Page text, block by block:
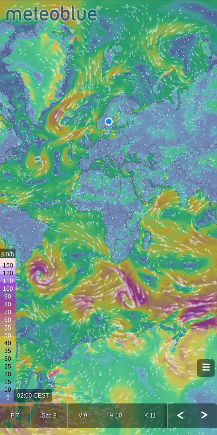
02:00 CEST
P 7 Szo 8 V 9 H 10 K 11
km/h